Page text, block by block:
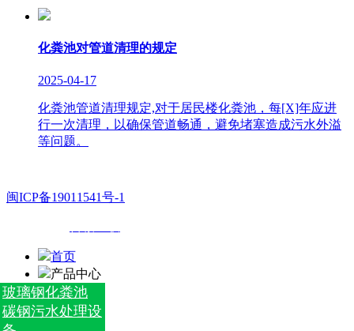
化粪池对管道清理的规定
2025-04-17
化粪池管道清理规定,对于居民楼化粪池，每[X]年应进
行一次清理，以确保管道畅通，避免堵塞造成污水外溢
等问题。
闽ICP备19011541号-1
首页
产品中心
玻璃钢化粪池
碳钢污水处理设